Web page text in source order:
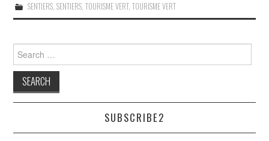
SENTIERS, SENTIERS, TOURISME VERT, TOURISME VERT
for:
SUBSCRIBE2